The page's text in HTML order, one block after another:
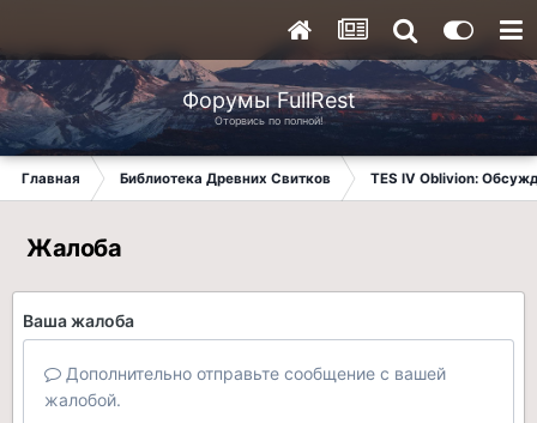
Форумы FullRest
Оторвись по полной!
Главная Библиотека Древних Свитков TES IV Oblivion:
Жалоба
Ваша жалоба
Дополнительно отправьте сообщение с вашей
жалобой.